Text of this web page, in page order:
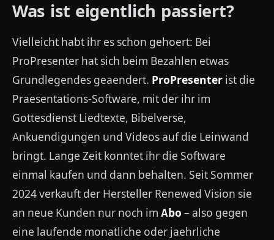
Was ist eigentlich passiert?
Vielleicht habt ihr es schon gehoert: Bei
ProPresenter hat sich beim Bezahlen etwas
Grundlegendes geaendert. ProPresenter ist die
Praesentations-Software, mit der ihr im
Gottesdienst Liedtexte, Bibelverse,
Ankuendigungen und Videos auf die Leinwand
bringt. Lange Zeit konntet ihr die Software
einmal kaufen und dann behalten. Seit Sommer
2024 verkauft der Hersteller Renewed Vision sie
an neue Kunden nur noch im Abo – also gegen
eine laufende monatliche oder jaehrliche